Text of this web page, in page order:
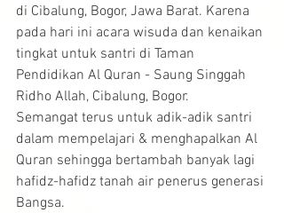
di Cibalung, Bogor, Jawa Barat. Karena
pada hari ini acara wisuda dan kenaikan
tingkat untuk santri di Taman
Pendidikan Al Quran - Saung Singgah
Ridho Allah, Cibalung, Bogor.
Semangat terus untuk adik-adik santri
dalam mempelajari & menghapalkan Al
Quran sehingga bertambah banyak lagi
hafidz-hafidz tanah air penerus generasi
Bangsa.